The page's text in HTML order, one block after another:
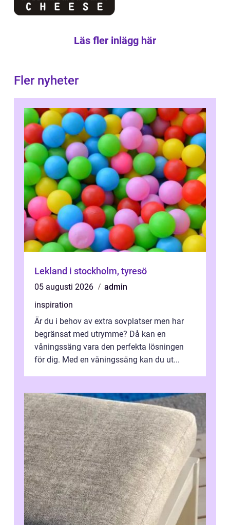
Läs fler inlägg här
Fler nyheter
Lekland i stockholm, tyresö
05 augusti 2026
admin
inspiration
Är du i behov av extra sovplatser men har
begränsat med utrymme? Då kan en
våningssäng vara den perfekta lösningen
för dig. Med en våningssäng kan du ut...